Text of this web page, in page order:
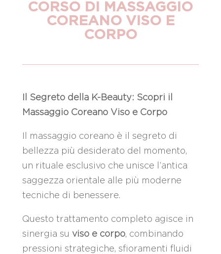
CORSO DI MASSAGGIO
COREANO VISO E
CORPO
Il Segreto della K-Beauty: Scopri il
Massaggio Coreano Viso e Corpo
Il massaggio coreano è il segreto di
bellezza più desiderato del momento,
un rituale esclusivo che unisce l’antica
saggezza orientale alle più moderne
tecniche di benessere.
Questo trattamento completo agisce in
sinergia su viso e corpo, combinando
pressioni strategiche, sfioramenti fluidi